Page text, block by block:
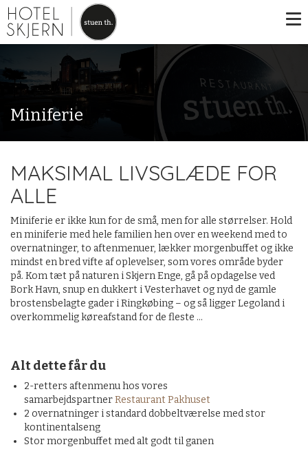
Miniferie
MAKSIMAL LIVSGLÆDE FOR
ALLE
Miniferie er ikke kun for de små, men for alle størrelser. Hold
en miniferie med hele familien hen over en weekend med to
overnatninger, to aftenmenuer, lækker morgenbuffet og ikke
mindst en bred vifte af oplevelser, som vores område byder
på. Kom tæt på naturen i Skjern Enge, gå på opdagelse ved
Bork Havn, snup en dukkert i Vesterhavet og nyd de gamle
brostensbelagte gader i Ringkøbing – og så ligger Legoland i
overkommelig køreafstand for de fleste ...
Alt dette får du
2-retters aftenmenu hos vores
samarbejdspartnerRestaurant Pakhuset
2 overnatninger i standard dobbeltværelse med stor
kontinentalseng
Stor morgenbuffet med alt godt til ganen